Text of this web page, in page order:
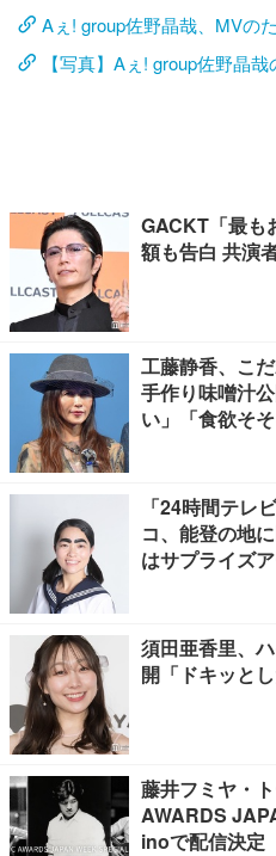
Aぇ! group佐野晶哉、MVの
【写真】Aぇ! group佐野晶
GACKT「最も
額も告白 共演
工藤静香、こ
手作り味噌汁
い」「食欲そそ
「24時間テレ
コ、能登の地
はサプライズ
須田亜香里、
開「ドキッと
藤井フミヤ・
AWARDS
inoで配信決定